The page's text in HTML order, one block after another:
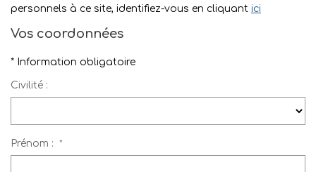
Nous Rejoindre
CONTACT
personnels à ce site, identifiez-vous en cliquant ici
Vos coordonnées
* Information obligatoire
Civilité :
Prénom : *